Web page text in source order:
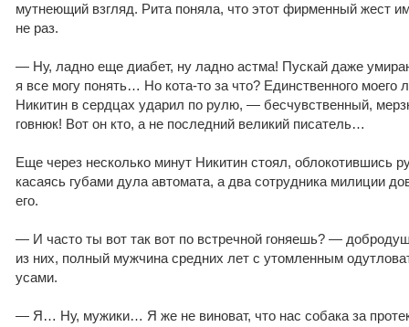
мутнеющий взгляд. Рита поняла, что этот фирменный жест
не раз.
— Ну, ладно еще диабет, ну ладно астма! Пускай даже
я все могу понять… Но кота-то за что? Единственного моего
Никитин в сердцах ударил по рулю, — бесчувственный,
говнюк! Вот он кто, а не последний великий писатель…
Еще через несколько минут Никитин стоял, облокотившись
касаясь губами дула автомата, а два сотрудника милиции
его.
— И часто ты вот так вот по встречной гоняешь? —
из них, полный мужчина средних лет с утомленным
усами.
— Я… Ну, мужики… Я же не виноват, что нас собака за